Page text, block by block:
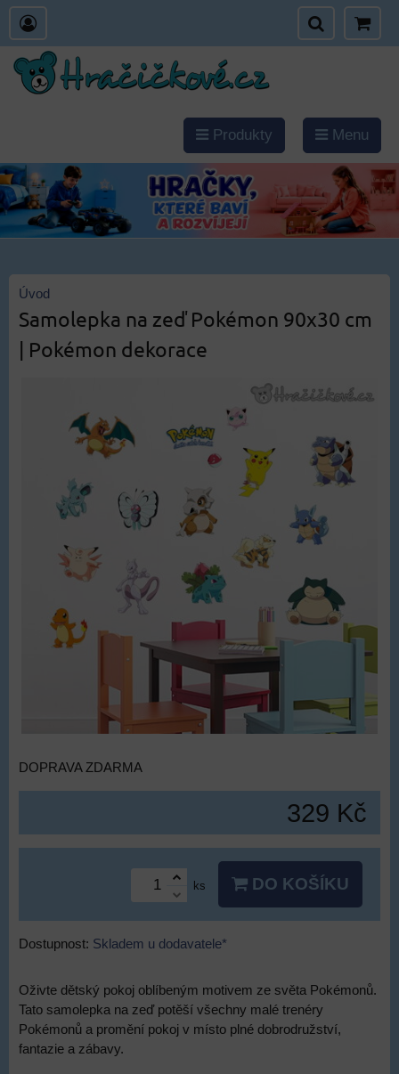
Produkty Menu
Úvod
Samolepka na zeď Pokémon 90x30 cm
| Pokémon dekorace
DOPRAVA ZDARMA
329 Kč
ks DO KOŠÍKU
Dostupnost: Skladem u dodavatele*
Oživte dětský pokoj oblíbeným motivem ze světa Pokémonů.
Tato samolepka na zeď potěší všechny malé trenéry
Pokémonů a promění pokoj v místo plné dobrodružství,
fantazie a zábavy.